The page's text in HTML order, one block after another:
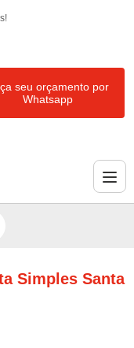
seu orçamento por
Whatsapp
FESTA SIMPLES SANTA
Simples Santa